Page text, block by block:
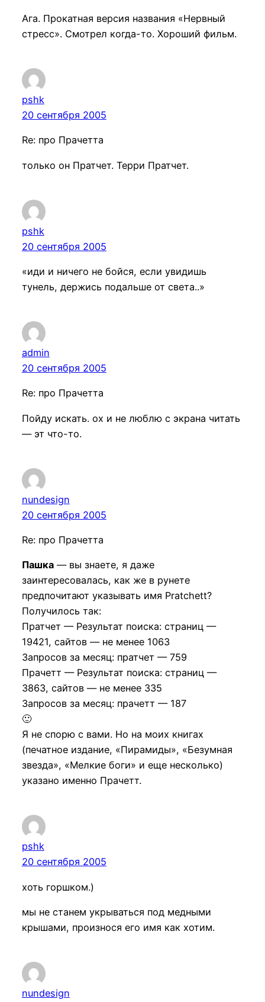
Ага. Прокатная версия названия «Нервный
стресс». Смотрел когда-то. Хороший фильм.
pshk
20 сентября 2005
Re: про Прачетта
только он Пратчет. Терри Пратчет.
pshk
20 сентября 2005
«иди и ничего не бойся, если увидишь
тунель, держись подальше от света..»
admin
20 сентября 2005
Re: про Прачетта
Пойду искать. ох и не люблю с экрана читать
— эт что-то.
nundesign
20 сентября 2005
Re: про Прачетта
Пашка— вы знаете, я даже
заинтересовалась, как же в рунете
предпочитают указывать имя Pratchett?
Получилось так:
Пратчет — Результат поиска: страниц —
19421, сайтов — не менее 1063
Запросов за месяц: пратчет — 759
Прачетт — Результат поиска: страниц —
3863, сайтов — не менее 335
Запросов за месяц: прачетт — 187
🙂
Я не спорю с вами. Но на моих книгах
(печатное издание, «Пирамиды», «Безумная
звезда», «Мелкие боги» и еще несколько)
указано именно Прачетт.
pshk
20 сентября 2005
хоть горшком.)
мы не станем укрываться под медными
крышами, произнося его имя как хотим.
nundesign